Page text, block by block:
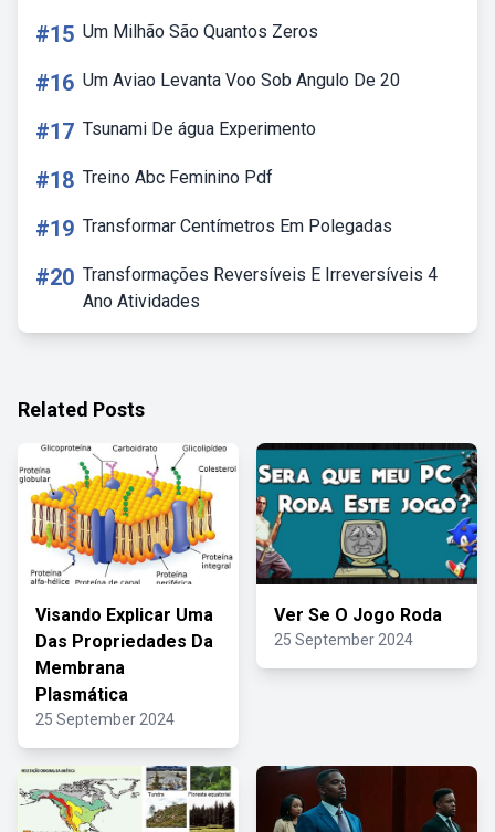
#15 Um Milhão São Quantos Zeros
#16 Um Aviao Levanta Voo Sob Angulo De 20
#17 Tsunami De água Experimento
#18 Treino Abc Feminino Pdf
#19 Transformar Centímetros Em Polegadas
#20 Transformações Reversíveis E Irreversíveis 4
Ano Atividades
Related Posts
Visando Explicar Uma
Das Propriedades Da
Membrana
Plasmática
25 September 2024
Ver Se O Jogo Roda
25 September 2024